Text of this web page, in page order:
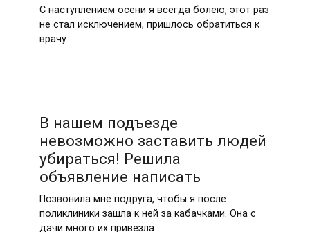
С наступлением осени я всегда болею, этот раз
не стал исключением, пришлось обратиться к
врачу.
В нашем подъезде
невозможно заставить людей
убираться! Решила
объявление написать
Позвонила мне подруга, чтобы я после
поликлиники зашла к ней за кабачками. Она с
дачи много их привезла